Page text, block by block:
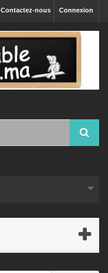
Connexion
Contactez-nous